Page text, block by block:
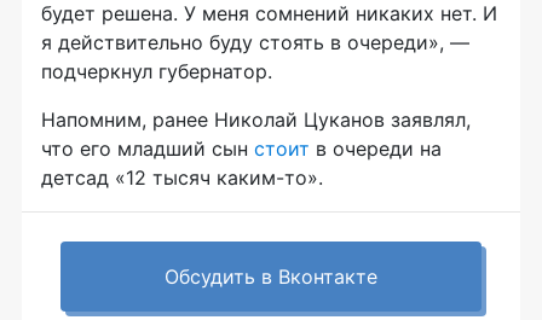
будет решена. У меня сомнений никаких нет. И
я действительно буду стоять в очереди», —
подчеркнул губернатор.
Напомним, ранее Николай Цуканов заявлял,
что его младший сын стоит в очереди на
детсад «12 тысяч каким-то».
Обсудить в Вконтакте